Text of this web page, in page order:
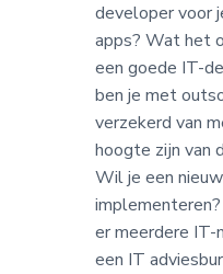
developer voor
apps? Wat het
een goede IT-
ben je met
verzekerd van
hoogte zijn van
Wil je een
er meerdere IT-
een IT